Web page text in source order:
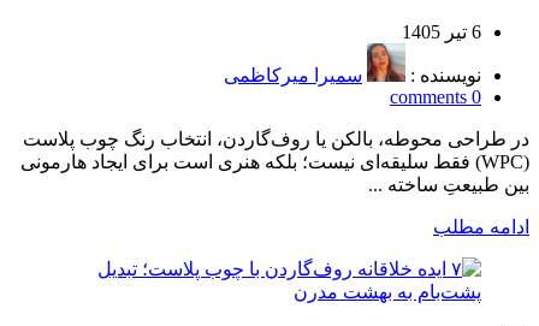
6 تیر 1405
نویسنده :
سمیرا میرکاظمی
0
comments
در طراحی محوطه، بالکن یا روف‌گاردن، انتخاب رنگ چوب پلاست
(WPC) فقط سلیقه‌ای نیست؛ بلکه هنری است برای ایجاد هارمونی
بین طبیعتِ ساخته‌ ...
ادامه مطلب